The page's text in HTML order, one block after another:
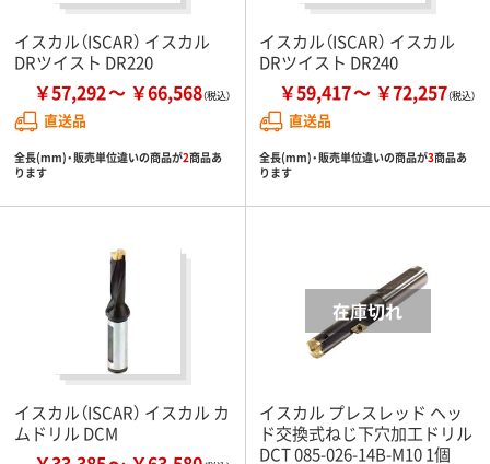
イスカル（ISCAR） イスカル
DRツイスト DR220
￥57,292 ￥66,568
直送品
全長(mm)・販売単位違いの商品が2商品あ
ります
イスカル（ISCAR） イスカル
DRツイスト DR240
￥59,417 ￥72,257
直送品
全長(mm)・販売単位違いの商品が3商品あ
ります
イスカル（ISCAR） イスカル カ
ムドリル DCM
イスカル プレスレッド ヘッ
ド交換式ねじ下穴加工ドリル
DCT 085-026-14B-M10 1個